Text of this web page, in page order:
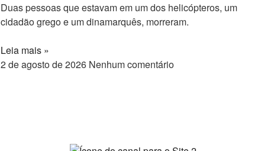
Duas pessoas que estavam em um dos helicópteros, um
cidadão grego e um dinamarquês, morreram.
Leia mais »
2 de agosto de 2026 Nenhum comentário